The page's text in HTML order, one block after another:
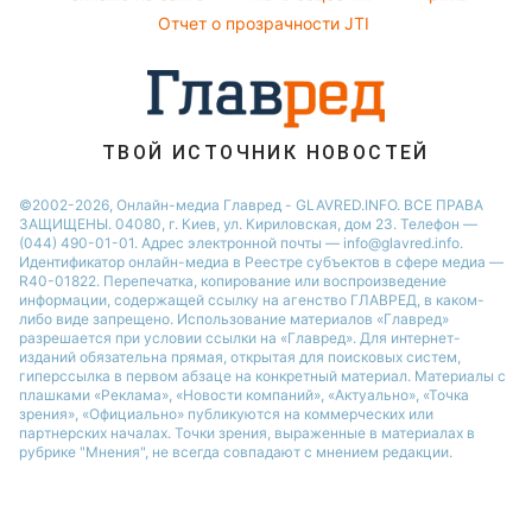
Новости Тернополя
Новости Житомира
Новости Запорожья
Отчет о прозрачности JTI
ТВОЙ ИСТОЧНИК НОВОСТЕЙ
©2002-2026, Онлайн-медиа Главред - GLAVRED.INFO. ВСЕ ПРАВА
ЗАЩИЩЕНЫ. 04080, г. Киев, ул. Кириловская, дом 23. Телефон —
(044) 490-01-01. Адрес электронной почты — info@glavred.info.
Идентификатор онлайн-медиа в Реестре cубъектов в сфере медиа —
R40-01822. Перепечатка, копирование или воспроизведение
информации, содержащей ссылку на агенство ГЛАВРЕД, в каком-
либо виде запрещено. Использование материалов «Главред»
разрешается при условии ссылки на «Главред». Для интернет-
изданий обязательна прямая, открытая для поисковых систем,
гиперссылка в первом абзаце на конкретный материал. Материалы с
плашками «Реклама», «Новости компаний», «Актуально», «Точка
зрения», «Официально» публикуются на коммерческих или
партнерских началах. Точки зрения, выраженные в материалах в
рубрике "Мнения", не всегда совпадают с мнением редакции.